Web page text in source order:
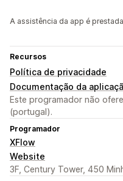
A assistência da app é
Recursos
Política de privacidade
Documentação da
Este programador não
(portugal).
Programador
XFlow
Website
3F, Century Tower, 450